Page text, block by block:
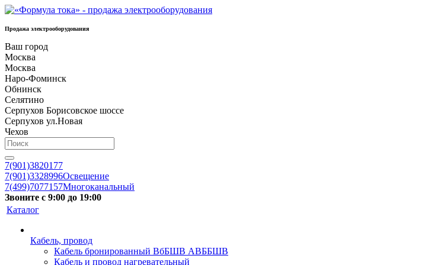
Продажа электрооборудования
Ваш город
Москва
Москва
Наро-Фоминск
Обнинск
Селятино
Серпухов Борисовское шоссе
Серпухов ул.Новая
Чехов
7(901)3820177
7(901)3328996Освещение
7(499)7077157Многоканальный
Звоните с 9:00 до 19:00
Каталог
Кабель, провод
Кабель бронированный ВбБШВ АВББШВ
Кабель и провод нагревательный